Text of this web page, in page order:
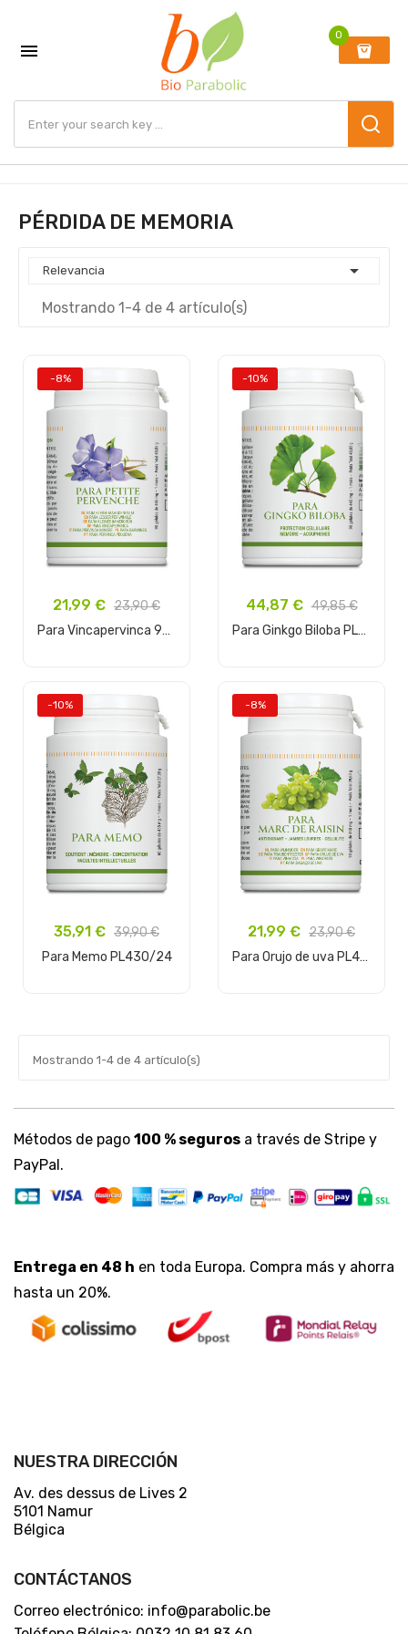

0
PÉRDIDA DE MEMORIA
Relevancia 
Mostrando 1-4 de 4 artículo(s)
-8%
21,99 € 23,90 €
Para Vincapervinca 90 cápsulas
-10%
44,87 € 49,85 €
Para Ginkgo Biloba PL430/1
-10%
35,91 € 39,90 €
Para Memo PL430/24
-8%
21,99 € 23,90 €
Para Orujo de uva PL430/18
Mostrando 1-4 de 4 artículo(s)
Métodos de pago 100 % seguros a través de Stripe y
PayPal.
Entrega en 48 h en toda Europa. Compra más y ahorra
hasta un 20%.
NUESTRA DIRECCIÓN
Av. des dessus de Lives 2
5101 Namur
Bélgica
CONTÁCTANOS
Correo electrónico: info@parabolic.be